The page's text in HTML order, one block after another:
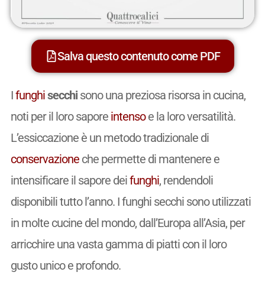
Salva questo contenuto come PDF
Ifunghisecchisono una preziosa risorsa in cucina,
noti per il loro sapore intensoe la loro versatilità.
L’essiccazione è un metodo tradizionale di
conservazioneche permette di mantenere e
intensificare il sapore deifunghi, rendendoli
disponibili tutto l’anno. I funghi secchi sono utilizzati
in molte cucine del mondo, dall’Europa all’Asia, per
arricchire una vasta gamma di piatti con il loro
gusto unico e profondo.